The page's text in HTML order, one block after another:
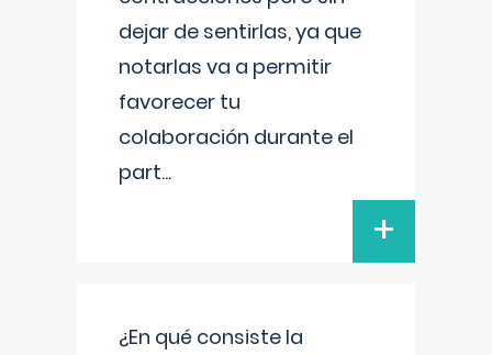
dejar de sentirlas, ya que
notarlas va a permitir
favorecer tu
colaboración durante el
part...
+
¿En qué consiste la